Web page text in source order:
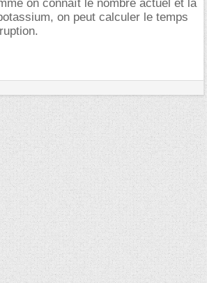
on connaît le nombre actuel et la
on peut calculer le temps